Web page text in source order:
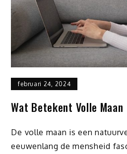
februari 24, 2024
Wat Betekent Volle Maan
De volle maan is een
eeuwenlang de mensheid